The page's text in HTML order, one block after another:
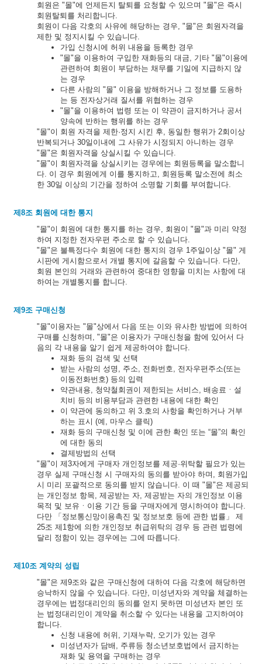
회원은 "몰"에 언제든지 탈퇴를 요청할 수 있으며 "몰"은 즉시
회원탈퇴를 처리합니다.
회원이 다음 각호의 사유에 해당하는 경우, "몰"은 회원자격을
제한 및 정지시킬 수 있습니다.
가입 신청시에 허위 내용을 등록한 경우
"몰"을 이용하여 구입한 재화등의 대금, 기타 "몰"이용에
관련하여 회원이 부담하는 채무를 기일에 지급하지 않
는 경우
다른 사람의 "몰" 이용을 방해하거나 그 정보를 도용하
는 등 전자상거래 질서를 위협하는 경우
"몰"을 이용하여 법령 또는 이 약관이 금지하거나 공서
양속에 반하는 행위를 하는 경우
"몰"이 회원 자격을 제한·정지 시킨 후, 동일한 행위가 2회이상
반복되거나 30일이내에 그 사유가 시정되지 아니하는 경우
"몰"은 회원자격을 상실시킬 수 있습니다.
"몰"이 회원자격을 상실시키는 경우에는 회원등록을 말소합니
다. 이 경우 회원에게 이를 통지하고, 회원등록 말소전에 최소
한 30일 이상의 기간을 정하여 소명할 기회를 부여합니다.
제8조 회원에 대한 통지
"몰"이 회원에 대한 통지를 하는 경우, 회원이 "몰"과 미리 약정
하여 지정한 전자우편 주소로 할 수 있습니다.
"몰"은 불특정다수 회원에 대한 통지의 경우 1주일이상 "몰" 게
시판에 게시함으로서 개별 통지에 갈음할 수 있습니다. 다만,
회원 본인의 거래와 관련하여 중대한 영향을 미치는 사항에 대
하여는 개별통지를 합니다.
제9조 구매신청
"몰"이용자는 "몰"상에서 다음 또는 이와 유사한 방법에 의하여
구매를 신청하며, "몰"은 이용자가 구매신청을 함에 있어서 다
음의 각 내용을 알기 쉽게 제공하여야 합니다.
재화 등의 검색 및 선택
받는 사람의 성명, 주소, 전화번호, 전자우편주소(또는
이동전화번호) 등의 입력
약관내용, 청약철회권이 제한되는 서비스, 배송료ㆍ설
치비 등의 비용부담과 관련한 내용에 대한 확인
이 약관에 동의하고 위 3.호의 사항을 확인하거나 거부
하는 표시 (예, 마우스 클릭)
재화 등의 구매신청 및 이에 관한 확인 또는 “몰”의 확인
에 대한 동의
결제방법의 선택
"몰"이 제3자에게 구매자 개인정보를 제공·위탁할 필요가 있는
경우 실제 구매신청 시 구매자의 동의를 받아야 하며, 회원가입
시 미리 포괄적으로 동의를 받지 않습니다. 이 때 "몰"은 제공되
는 개인정보 항목, 제공받는 자, 제공받는 자의 개인정보 이용
목적 및 보유ㆍ이용 기간 등을 구매자에게 명시하여야 합니다.
다만 「정보통신망이용촉진 및 정보보호 등에 관한 법률」 제
25조 제1항에 의한 개인정보 취급위탁의 경우 등 관련 법령에
달리 정함이 있는 경우에는 그에 따릅니다.
제10조 계약의 성립
"몰"은 제9조와 같은 구매신청에 대하여 다음 각호에 해당하면
승낙하지 않을 수 있습니다. 다만, 미성년자와 계약을 체결하는
경우에는 법정대리인의 동의를 얻지 못하면 미성년자 본인 또
는 법정대리인이 계약을 취소할 수 있다는 내용을 고지하여야
합니다.
신청 내용에 허위, 기재누락, 오기가 있는 경우
미성년자가 담배, 주류등 청소년보호법에서 금지하는
재화 및 용역을 구매하는 경우